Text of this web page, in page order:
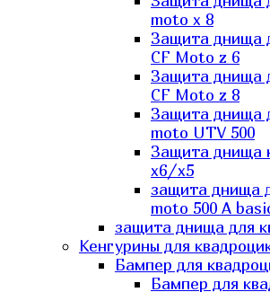
moto x 8
Защита днища
CF Moto z 6
Защита днища
CF Moto z 8
Защита днища
moto UTV 500
Защита днища
x6/x5
защита днища
moto 500 A
защита днища для
Кенгурины для
Бампер для
Бампер для